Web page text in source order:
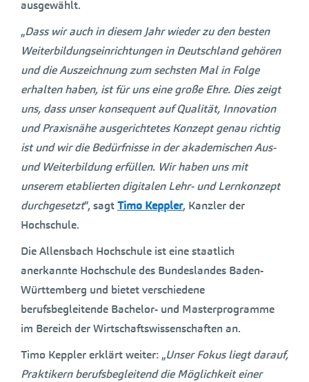
ausgewählt.
„Dass wir auch in diesem Jahr wieder zu den besten
Weiterbildungseinrichtungen in Deutschland gehören
und die Auszeichnung zum sechsten Mal in Folge
erhalten haben, ist für uns eine große Ehre. Dies zeigt
uns, dass unser konsequent auf Qualität, Innovation
und Praxisnähe ausgerichtetes Konzept genau richtig
ist und wir die Bedürfnisse in der akademischen Aus-
und Weiterbildung erfüllen. Wir haben uns mit
unserem etablierten digitalen Lehr- und Lernkonzept
durchgesetzt“, sagtTimo Keppler, Kanzler der
Hochschule.
Die Allensbach Hochschule ist eine staatlich
anerkannte Hochschule des Bundeslandes Baden-
Württemberg und bietet verschiedene
berufsbegleitende Bachelor- und Masterprogramme
im Bereich der Wirtschaftswissenschaften an.
Timo Keppler erklärt weiter: „Unser Fokus liegt darauf,
Praktikern berufsbegleitend die Möglichkeit einer